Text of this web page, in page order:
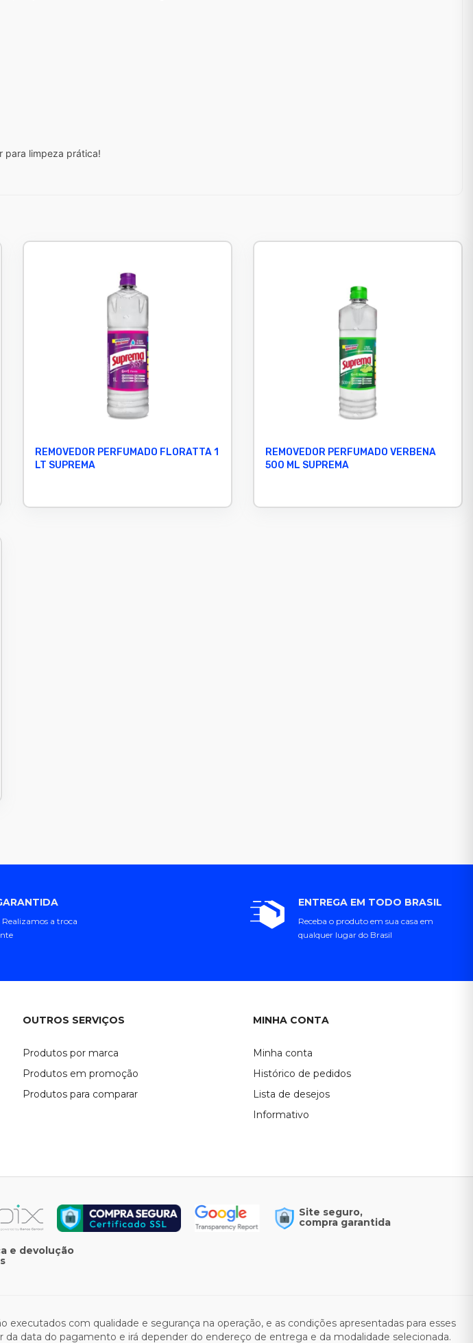
para limpeza prática!
REMOVEDOR PERFUMADO FLORATTA 1
LT SUPREMA
REMOVEDOR PERFUMADO VERBENA
500 ML SUPREMA
Realizamos a troca
ENTREGA EM TODO BRASIL
Receba o produto em sua casa em
qualquer lugar do Brasil
OUTROS SERVIÇOS
Produtos por marca
Produtos em promoção
Produtos para comparar
MINHA CONTA
Minha conta
Histórico de pedidos
Lista de desejos
Informativo
Site seguro,
compra garantida
e devolução
com qualidade e segurança na operação, e as condições apresentadas para esses
data do pagamento e irá depender do endereço de entrega e da modalidade selecionada.